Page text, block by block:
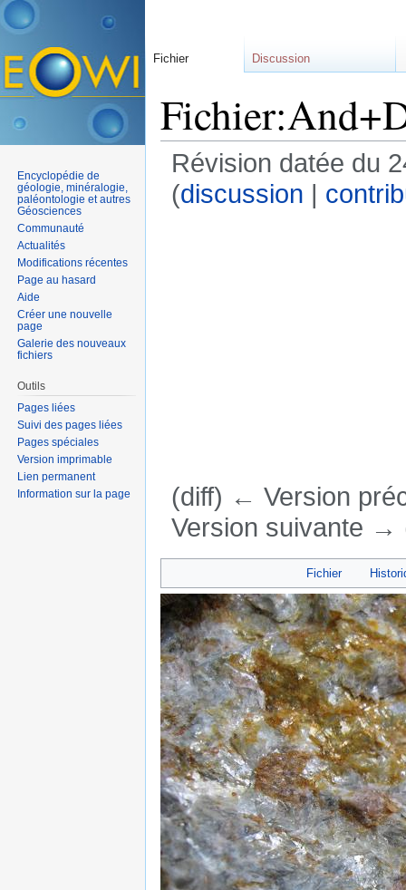
Révision datée du
(discussion |
(diff) ← Version
Version suivante →
Fichier
Fichier Discussion
Encyclopédie de
géologie, minéralogie,
paléontologie et autres
Géosciences
Communauté
Actualités
Modifications récentes
Page au hasard
Aide
Créer une nouvelle
page
Galerie des nouveaux
fichiers
Outils
Pages liées
Suivi des pages liées
Pages spéciales
Version imprimable
Lien permanent
Information sur la page